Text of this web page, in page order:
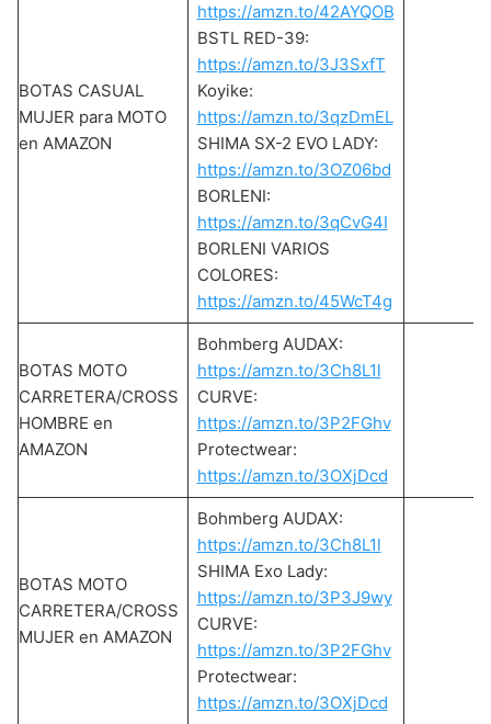
BOTAS CASUAL
MUJER para MOTO
en AMAZON
https://amzn.to/42AYQOB
BSTL RED-39:
https://amzn.to/3J3SxfT
Koyike:
https://amzn.to/3qzDmEL
SHIMA SX-2 EVO LADY:
https://amzn.to/3OZ06bd
BORLENI:
https://amzn.to/3qCvG4I
BORLENI VARIOS
COLORES:
https://amzn.to/45WcT4g
BOTAS MOTO
CARRETERA/CROSS
HOMBRE en
AMAZON
Bohmberg AUDAX:
https://amzn.to/3Ch8L1l
CURVE:
https://amzn.to/3P2FGhv
Protectwear:
https://amzn.to/3OXjDcd
BOTAS MOTO
CARRETERA/CROSS
MUJER en AMAZON
Bohmberg AUDAX:
https://amzn.to/3Ch8L1l
SHIMA Exo Lady:
https://amzn.to/3P3J9wy
CURVE:
https://amzn.to/3P2FGhv
Protectwear:
https://amzn.to/3OXjDcd